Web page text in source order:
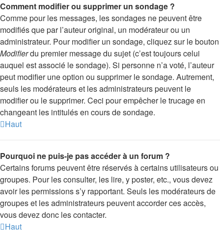
Comment modifier ou supprimer un sondage ?
Comme pour les messages, les sondages ne peuvent être
modifiés que par l’auteur original, un modérateur ou un
administrateur. Pour modifier un sondage, cliquez sur le bouton
Modifierdu premier message du sujet (c’est toujours celui
auquel est associé le sondage). Si personne n’a voté, l’auteur
peut modifier une option ou supprimer le sondage. Autrement,
seuls les modérateurs et les administrateurs peuvent le
modifier ou le supprimer. Ceci pour empêcher le trucage en
changeant les intitulés en cours de sondage.
Haut
Pourquoi ne puis-je pas accéder à un forum ?
Certains forums peuvent être réservés à certains utilisateurs ou
groupes. Pour les consulter, les lire, y poster, etc., vous devez
avoir les permissions s’y rapportant. Seuls les modérateurs de
groupes et les administrateurs peuvent accorder ces accès,
vous devez donc les contacter.
Haut